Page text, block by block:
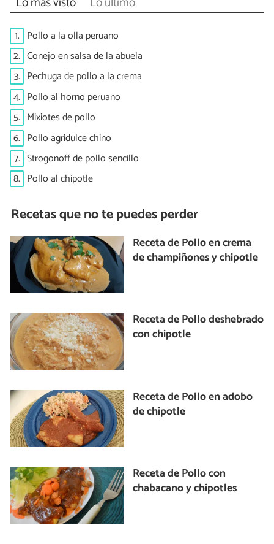
1. Pollo a la olla peruano
2. Conejo en salsa de la abuela
3. Pechuga de pollo a la crema
4. Pollo al horno peruano
5. Mixiotes de pollo
6. Pollo agridulce chino
7. Strogonoff de pollo sencillo
8. Pollo al chipotle
Recetas que no te puedes perder
Receta de Pollo en crema
de champiñones y chipotle
Receta de Pollo deshebrado
con chipotle
Receta de Pollo en adobo
de chipotle
Receta de Pollo con
chabacano y chipotles